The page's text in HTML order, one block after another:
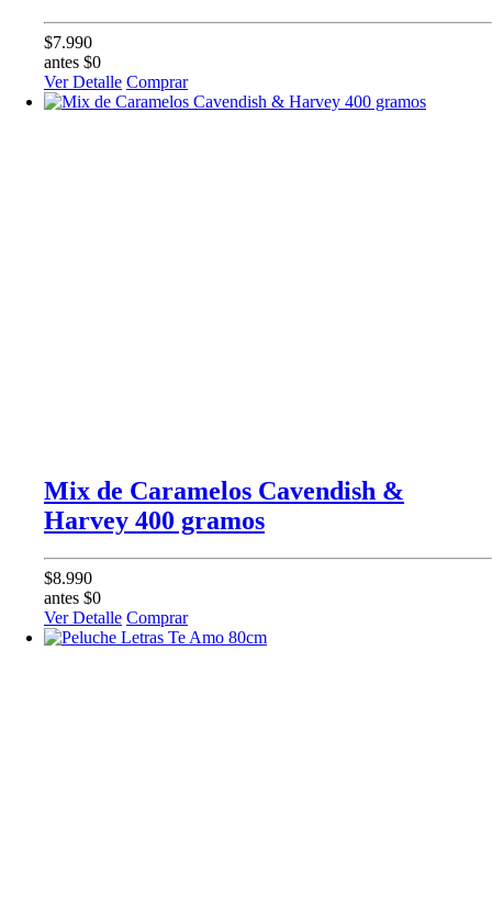
$7.990
antes $0
Ver Detalle Comprar
Mix de Caramelos Cavendish &
Harvey 400 gramos
$8.990
antes $0
Ver Detalle Comprar